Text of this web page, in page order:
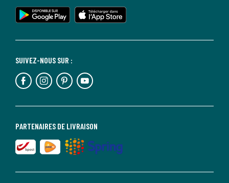
PARTENAIRES DE LIVRAISON
SUIVEZ-NOUS SUR :